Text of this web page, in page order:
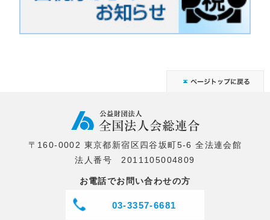
〒160-0002 東京都新宿区四谷坂町5-6 全法連会館
法人番号 2011105004809
お電話でお問い合わせの方
03-3357-6681